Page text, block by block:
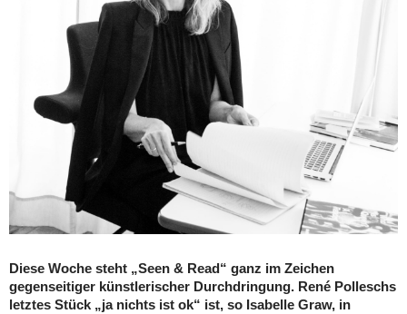
Diese Woche steht „Seen & Read“ ganz im Zeichen
gegenseitiger künstlerischer Durchdringung. René Polleschs
letztes Stück „ja nichts ist ok“ ist, so Isabelle Graw, in